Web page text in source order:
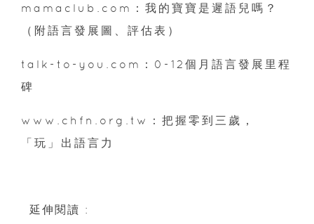
mamaclub.com：我的寶寶是遲語兒嗎？
（附語言發展圖、評估表）
talk-to-you.com：0-12個月語言發展里程
碑
www.chfn.org.tw：把握零到三歲，
「玩」出語言力
延伸閱讀 :